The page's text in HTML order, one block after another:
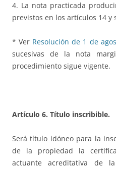
4. La nota practicada
previstos en los artículos 14 y
* Ver Resolución de 1 de
sucesivas de la nota
procedimiento sigue vigente.
Artículo 6. Título inscribible.
Será título idóneo para la
de la propiedad la
actuante acreditativa de